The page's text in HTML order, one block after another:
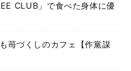
CLUB」で食べた身体に優
苺づくしのカフェ【作黨謀